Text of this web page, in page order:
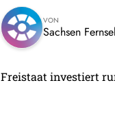
VON
Sachsen
Freistaat investiert